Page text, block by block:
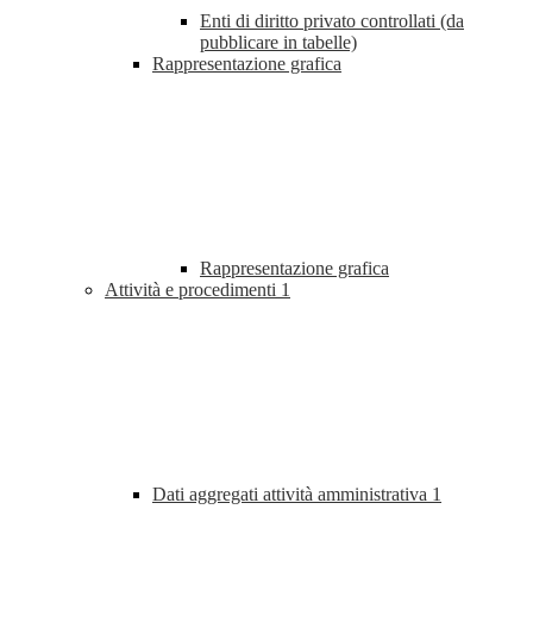
Enti di diritto privato controllati (da
pubblicare in tabelle)
Rappresentazione grafica
Rappresentazione grafica
Attività e procedimenti 1
Dati aggregati attività amministrativa 1